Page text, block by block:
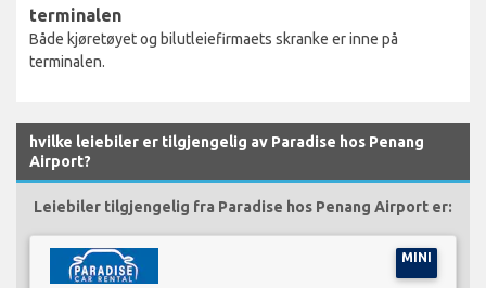
terminalen
Både kjøretøyet og bilutleiefirmaets skranke er inne på
terminalen.
hvilke leiebiler er tilgjengelig av Paradise hos Penang
Airport?
Leiebiler tilgjengelig fra Paradise hos Penang Airport er:
MINI